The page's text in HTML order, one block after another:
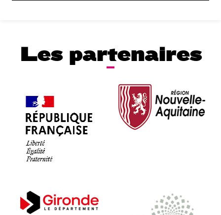
Les partenaires